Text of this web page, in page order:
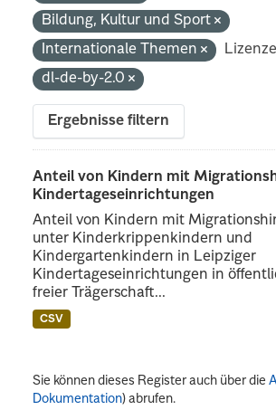
Bildung, Kultur und Sport
Internationale Themen
dl-de-by-2.0
Ergebnisse filtern
Anteil von Kindern mit
Kindertageseinrichtungen
Anteil von Kindern mit
unter Kinderkrippenkindern und
Kindergartenkindern in Leipziger
Kindertageseinrichtungen in
freier Trägerschaft...
CSV
Sie können dieses Register auch über die
Dokumentation) abrufen.